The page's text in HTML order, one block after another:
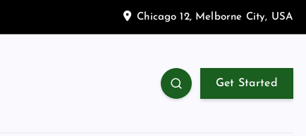
Chicago 12, Melborne City, USA
Get Started